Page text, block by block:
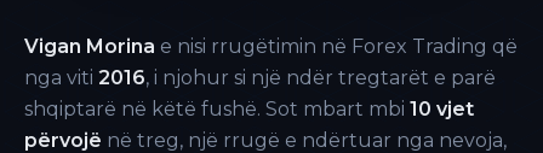
Vigan Morina e nisi rrugëtimin në Forex Trading që
nga viti 2016, i njohur si një ndër tregtarët e parë
shqiptarë në këtë fushë. Sot mbart mbi 10 vjet
përvojë në treg, një rrugë e ndërtuar nga nevoja,